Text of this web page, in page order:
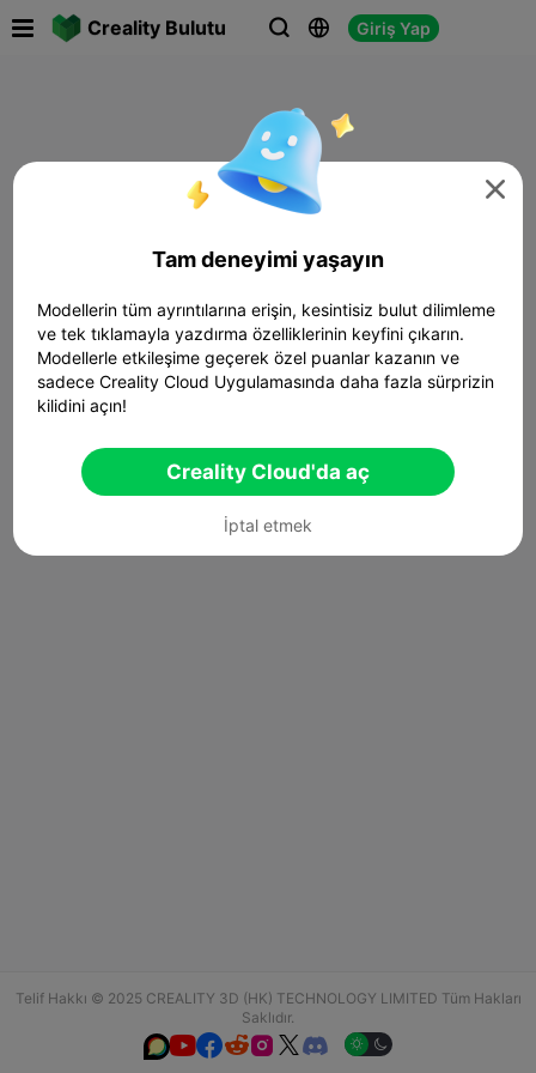
Creality Bulutu   Giriş Yap
Telif Hakkı © 2025 CREALITY 3D (HK) TECHNOLOGY LIMITED Tüm Hakları
Saklıdır.
  

Tam deneyimi yaşayın
Modellerin tüm ayrıntılarına erişin, kesintisiz bulut dilimleme
ve tek tıklamayla yazdırma özelliklerinin keyfini çıkarın.
Modellerle etkileşime geçerek özel puanlar kazanın ve
sadece Creality Cloud Uygulamasında daha fazla sürprizin
kilidini açın!
Creality Cloud'da aç
İptal etmek